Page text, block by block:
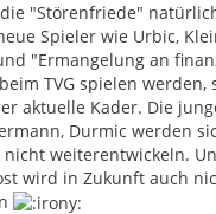
"Störenfriede"
Spieler wie Urbic,
"Ermangelung an
TVG spielen werden,
aktuelle Kader. Die
Durmic werden
nicht weiterentwickeln.
wird in Zukunft auch